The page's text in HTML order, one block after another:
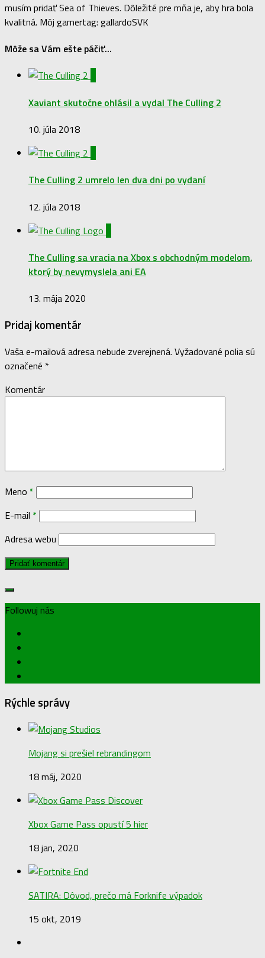
musím pridať Sea of Thieves. Dôležité pre mňa je, aby hra bola
kvalitná. Môj gamertag: gallardoSVK
Môže sa Vám ešte páčiť...
Xaviant skutočne ohlásil a vydal The Culling 2
10. júla 2018
The Culling 2 umrelo len dva dni po vydaní
12. júla 2018
The Culling sa vracia na Xbox s obchodným modelom,
ktorý by nevymyslela ani EA
13. mája 2020
Pridaj komentár
Vaša e-mailová adresa nebude zverejnená. Vyžadované polia sú
označené *
Komentár
Meno *
E-mail *
Adresa webu
Followuj nás
Rýchle správy
Mojang si prešiel rebrandingom
18 máj, 2020
Xbox Game Pass opustí 5 hier
18 jan, 2020
SATIRA: Dôvod, prečo má Forknife výpadok
15 okt, 2019